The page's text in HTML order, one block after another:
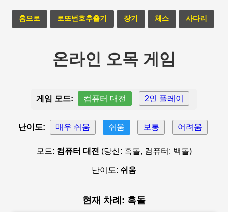
홈으로 로또번호추출기 장기 체스 사다리
온라인 오목 게임
게임 모드: 컴퓨터 대전 2인 플레이
난이도: 매우 쉬움 쉬움 보통 어려움
모드: 컴퓨터 대전 (당신: 흑돌, 컴퓨터: 백돌)
난이도: 쉬움
현재 차례: 흑돌